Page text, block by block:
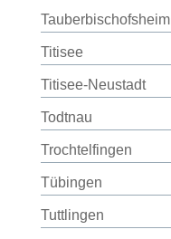
Tauberbischofsheim
Titisee
Titisee-Neustadt
Todtnau
Trochtelfingen
Tübingen
Tuttlingen